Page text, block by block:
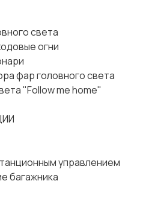
света
огни
фар головного света
"Follow me home"
управлением
багажника